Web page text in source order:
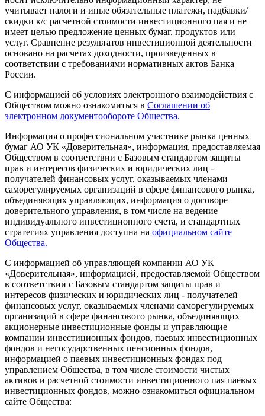
учитывает налоги и иные обязательные платежи, надбавки/
скидки к/с расчетной стоимости инвестиционного пая и не
имеет целью предложение ценных бумаг, продуктов или
услуг. Сравнение результатов инвестиционной деятельности
основано на расчетах доходности, произведенных в
соответствии с требованиями нормативных актов Банка
России.
С информацией об условиях электронного взаимодействия с
Обществом можно ознакомиться в Соглашении об
электронном документообороте Общества.
Информация о профессиональном участнике рынка ценных
бумаг АО УК «Доверительная», информация, предоставляемая
Обществом в соответствии с Базовым стандартом защиты
прав и интересов физических и юридических лиц -
получателей финансовых услуг, оказываемых членами
саморегулируемых организаций в сфере финансового рынка,
объединяющих управляющих, информация о договоре
доверительного управления, в том числе на ведение
индивидуального инвестиционного счета, и стандартных
стратегиях управления доступна на официальном сайте
Общества.
С информацией об управляющей компании АО УК
«Доверительная», информацией, предоставляемой Обществом
в соответствии с Базовым стандартом защиты прав и
интересов физических и юридических лиц - получателей
финансовых услуг, оказываемых членами саморегулируемых
организаций в сфере финансового рынка, объединяющих
акционерные инвестиционные фонды и управляющие
компании инвестиционных фондов, паевых инвестиционных
фондов и негосударственных пенсионных фондов,
информацией о паевых инвестиционных фондах под
управлением Общества, в том числе стоимости чистых
активов и расчетной стоимости инвестиционного пая паевых
инвестиционных фондов, можно ознакомиться официальном
сайте Общества: